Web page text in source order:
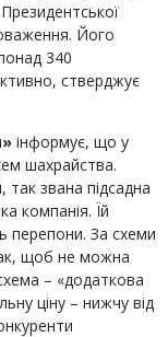
Його
340
стверджує
інформує, що у
шахрайства.
звана підсадна
компанія. Їй
перепони. За схеми
щоб не можна
– «додаткова
ціну – нижчу від